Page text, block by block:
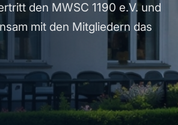
den MWSC 1190 e.V. und
mit den Mitgliedern das